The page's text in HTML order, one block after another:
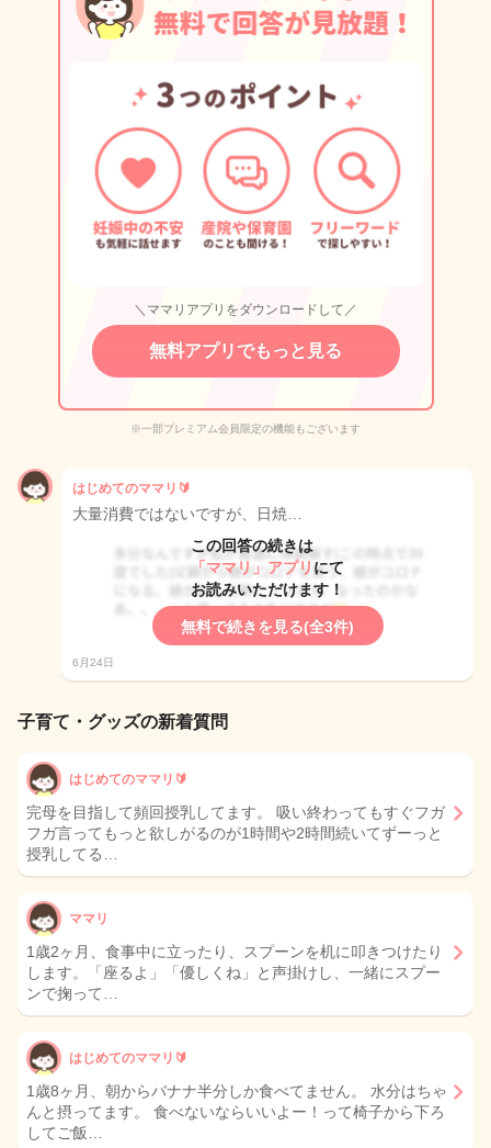
＼ママリアプリをダウンロードして／
無料アプリでもっと見る
※一部プレミアム会員限定の機能もございます
はじめてのママリ🔰
大量消費ではないですが、日焼…
この回答の続きは
「ママリ」アプリ にて
お読みいただけます！
無料で続きを見る(全3件)
6月24日
子育て・グッズの新着質問
はじめてのママリ🔰
完母を目指して頻回授乳してます。 吸い終わってもすぐフガ
フガ言ってもっと欲しがるのが1時間や2時間続いてずーっと
授乳してる…
ママリ
1歳2ヶ月、食事中に立ったり、スプーンを机に叩きつけたり
します。「座るよ」「優しくね」と声掛けし、一緒にスプー
ンで掬って…
はじめてのママリ🔰
1歳8ヶ月、朝からバナナ半分しか食べてません。 水分はちゃ
んと摂ってます。 食べないならいいよー！って椅子から下ろ
してご飯…